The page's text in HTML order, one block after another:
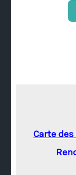
Carte des